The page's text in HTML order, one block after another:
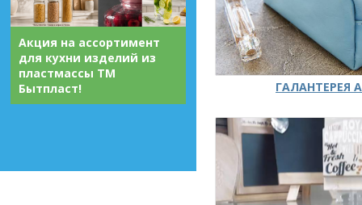
Акция на ассортимент
для кухни изделий из
пластмассы ТМ
Бытпласт!
ГАЛАНТЕРЕЯ